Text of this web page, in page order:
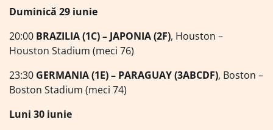
Duminică 29 iunie
20:00 BRAZILIA (1C) – JAPONIA (2F), Houston –
Houston Stadium (meci 76)
23:30 GERMANIA (1E) – PARAGUAY (3ABCDF), Boston –
Boston Stadium (meci 74)
Luni 30 iunie